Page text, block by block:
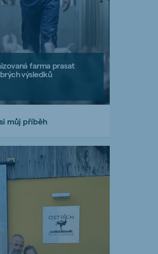
farma prasat
výsledků
můj příběh